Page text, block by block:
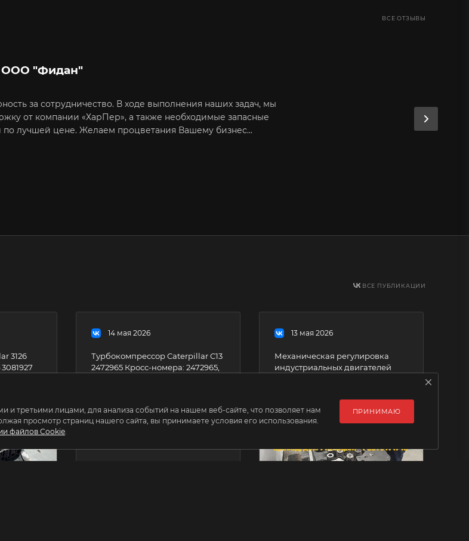
ВСЕ ОТЗЫВЫ
ООО "Фидан"
за сотрудничество. В ходе выполнения наших задач, мы
от компании «ХарПер», а также необходимые запасные
по лучшей цене. Желаем процветания Вашему бизнес...
ВСЕ ПУБЛИКАЦИИ
3126
golovki_bloka_tsilindrov/60115/
14 мая 2026
Турбокомпрессор Caterpillar C13
2472965 Кросс-номера: 2472965,
высококлассному сервису,
гарантии 6 месяцев,
13 мая 2026
Механическая регулировка
индустриальных двигателей
Perkins, Detroit Diesel и других
марок требуют не только
ремонта и замены деталей, но и
настройки зависит мощность,
третьими лицами, для анализа событий на нашем веб-сайте, что позволяет нам
просмотр страниц нашего сайта, вы принимаете условия его использования.
файлов Cookie.
ПРИНИМАЮ